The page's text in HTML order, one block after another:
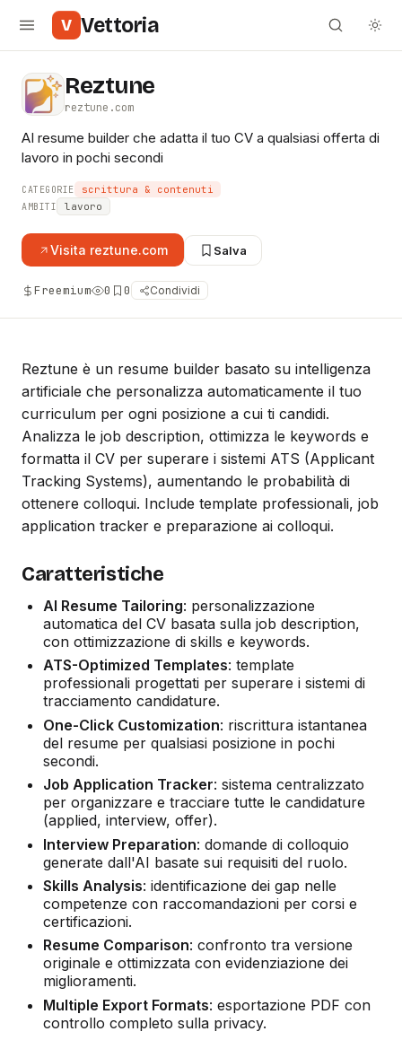
V Vettoria
Reztune
reztune.com
AI resume builder che adatta il tuo CV a qualsiasi offerta di
lavoro in pochi secondi
CATEGORIE scrittura & contenuti
AMBITI lavoro
Visita reztune.com Salva
Freemium 0 0 Condividi
Reztune è un resume builder basato su intelligenza
artificiale che personalizza automaticamente il tuo
curriculum per ogni posizione a cui ti candidi.
Analizza le job description, ottimizza le keywords e
formatta il CV per superare i sistemi ATS (Applicant
Tracking Systems), aumentando le probabilità di
ottenere colloqui. Include template professionali, job
application tracker e preparazione ai colloqui.
Caratteristiche
AI Resume Tailoring: personalizzazione
automatica del CV basata sulla job description,
con ottimizzazione di skills e keywords.
ATS-Optimized Templates: template
professionali progettati per superare i sistemi di
tracciamento candidature.
One-Click Customization: riscrittura istantanea
del resume per qualsiasi posizione in pochi
secondi.
Job Application Tracker: sistema centralizzato
per organizzare e tracciare tutte le candidature
(applied, interview, offer).
Interview Preparation: domande di colloquio
generate dall'AI basate sui requisiti del ruolo.
Skills Analysis: identificazione dei gap nelle
competenze con raccomandazioni per corsi e
certificazioni.
Resume Comparison: confronto tra versione
originale e ottimizzata con evidenziazione dei
miglioramenti.
Multiple Export Formats: esportazione PDF con
controllo completo sulla privacy.